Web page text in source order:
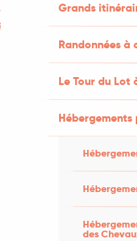
Grands
Randonnées
Le Tour du Lot
des
en train !